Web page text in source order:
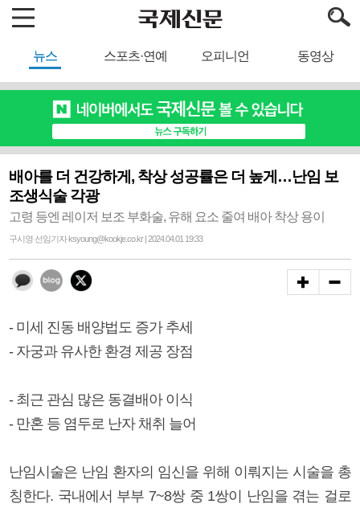
뉴스 스포츠·연예 오피니언 동영상
배아를 더 건강하게, 착상 성공률은 더 높게…난임 보
조생식술 각광
고령 등엔 레이저 보조 부화술, 유해 요소 줄여 배아 착상 용이
구시영 선임기자 ksyoung@kookje.co.kr | 2024.04.01 19:33
- 미세 진동 배양법도 증가 추세
- 자궁과 유사한 환경 제공 장점
- 최근 관심 많은 동결배아 이식
- 만혼 등 염두로 난자 채취 늘어
난임시술은 난임 환자의 임신을 위해 이뤄지는 시술을 총
칭한다. 국내에서 부부 7~8쌍 중 1쌍이 난임을 겪는 걸로